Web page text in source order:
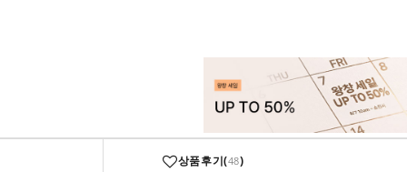
상품후기(48)